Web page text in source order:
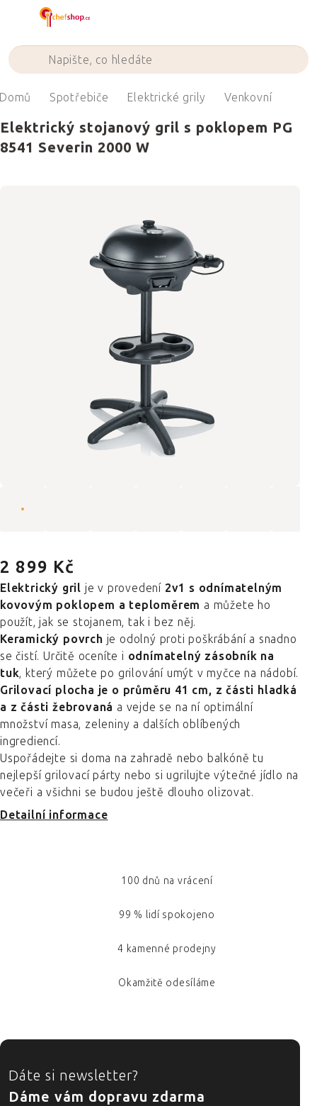
Spotřebiče Elektrické grily Venkovní
Elektrický stojanový gril s poklopem PG
8541 Severin 2000 W
2 899 Kč
Elektrický gril je v provedení 2v1 s odnímatelným
kovovým poklopem a teploměrem a můžete ho
použít, jak se stojanem, tak i bez něj.
Keramický povrch je odolný proti poškrábání a snadno
se čistí. Určitě oceníte i odnímatelný zásobník na
tuk, který můžete po grilování umýt v myčce na nádobí.
Grilovací plocha je o průměru 41 cm, z části hladká
a z části žebrovaná a vejde se na ní optimální
množství masa, zeleniny a dalších oblíbených
ingrediencí.
Uspořádejte si doma na zahradě nebo balkóně tu
nejlepší grilovací párty nebo si ugrilujte výtečné jídlo na
večeři a všichni se budou ještě dlouho olizovat.
Detailní informace
100 dnů na vrácení
99 % lidí spokojeno
4 kamenné prodejny
Okamžitě odesíláme
ZÁPATÍ
Dáte si newsletter?
Dáme vám dopravu zdarma